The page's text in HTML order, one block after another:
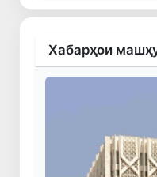
Хабарҳои